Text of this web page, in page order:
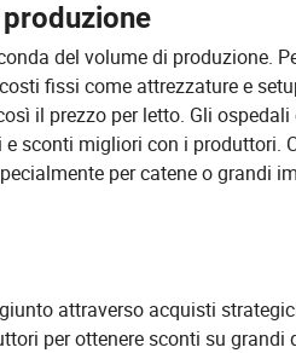
del volume di produzione.
fissi come attrezzature e
il prezzo per letto. Gli
sconti migliori con i produttori.
per catene o grandi
attraverso acquisti
per ottenere sconti su grandi